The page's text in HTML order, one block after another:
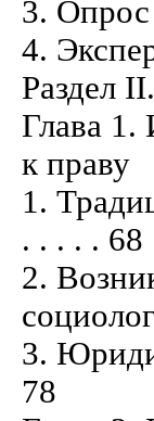
3.
4.
Раздел
Глава 1.
к праву
1.
. . . . . 68
2.
3.
78